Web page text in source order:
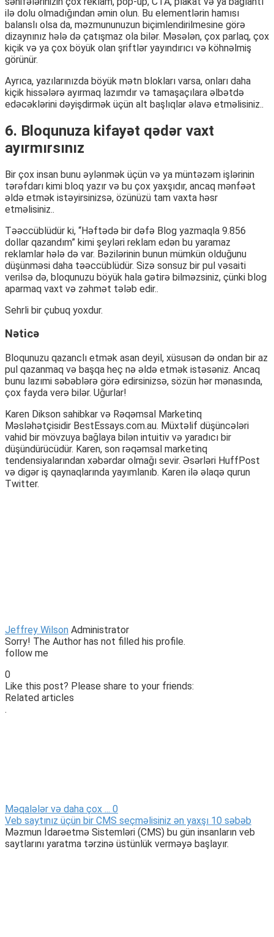
ilə dolu olmadığından əmin olun. Bu elementlərin hamısı
balanslı olsa da, məzmununuzun biçimlendirilmesine görə
dizaynınız hələ də çatışmaz ola bilər. Məsələn, çox parlaq, çox
kiçik və ya çox böyük olan şriftlər yayındırıcı və köhnəlmiş
görünür.
Ayrıca, yazılarınızda böyük mətn blokları varsa, onları daha
kiçik hissələrə ayırmaq lazımdır və tamaşaçılara əlbətdə
edəcəklərini dəyişdirmək üçün alt başlıqlar əlavə etməlisiniz..
6. Bloqunuza kifayət qədər vaxt
ayırmırsınız
Bir çox insan bunu əylənmək üçün və ya müntəzəm işlərinin
tərəfdarı kimi bloq yazır və bu çox yaxşıdır, ancaq mənfəət
əldə etmək istəyirsinizsə, özünüzü tam vaxta həsr
etməlisiniz..
Təəccüblüdür ki, “Həftədə bir dəfə Blog yazmaqla 9.856
dollar qazandım” kimi şeyləri reklam edən bu yaramaz
reklamlar hələ də var. Bəzilərinin bunun mümkün olduğunu
düşünməsi daha təəccüblüdür. Sizə sonsuz bir pul vəsaiti
verilsə də, bloqunuzu böyük hala gətirə bilməzsiniz, çünki blog
aparmaq vaxt və zəhmət tələb edir..
Sehrli bir çubuq yoxdur.
Nəticə
Bloqunuzu qazanclı etmək asan deyil, xüsusən də ondan bir az
pul qazanmaq və başqa heç nə əldə etmək istəsəniz. Ancaq
bunu lazımi səbəblərə görə edirsinizsə, sözün hər mənasında,
çox fayda verə bilər. Uğurlar!
Karen Dikson sahibkar və Rəqəmsal Marketinq
Məsləhətçisidir BestEssays.com.au. Müxtəlif düşüncələri
vahid bir mövzuya bağlaya bilən intuitiv və yaradıcı bir
düşündürücüdür. Karen, son rəqəmsal marketinq
tendensiyalarından xəbərdar olmağı sevir. Əsərləri HuffPost
və digər iş qaynaqlarında yayımlanıb. Karen ilə əlaqə qurun
Twitter.
Jeffrey Wilson Administrator
Sorry! The Author has not filled his profile.
follow me
0
Like this post? Please share to your friends:
Related articles
.
Məqalələr və daha çox ... 0
Veb saytınız üçün bir CMS seçməlisiniz ən yaxşı 10 səbəb
Məzmun İdarəetmə Sistemləri (CMS) bu gün insanların veb
saytlarını yaratma tərzinə üstünlük verməyə başlayır.